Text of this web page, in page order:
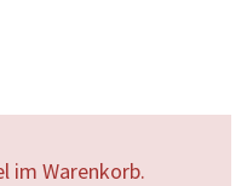
im Warenkorb.